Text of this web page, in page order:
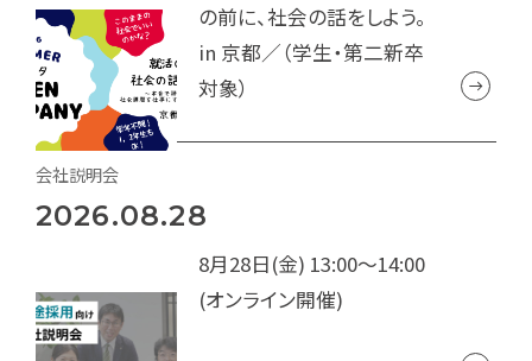
の前に、社会の話をしよう。
in 京都／（学生・第二新卒
対象）
2026.08.28
8月28日(金) 13:00～14:00
(オンライン開催)
会社説明会